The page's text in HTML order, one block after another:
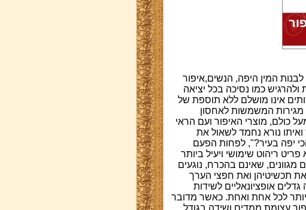
המין היפה, הנשים,איפור
כמו נסיכה בכל יציאה
אינו מושלם ללא תוספת של
מגירות המשמשות לאחסון
כולם, מוצרי האיפור ועם הראי
נורא נחמד לשאול את
יפה בעיר?", לפחות הפעם
ריהוט שימושי ויעיל ביותר
מגוונים, שאינם בהכרח, נוגעים
תכשיטיהן ואת חפצי הערך
אופציונאליים לשידות
לכל אחת ואחת. כאשר מדובר